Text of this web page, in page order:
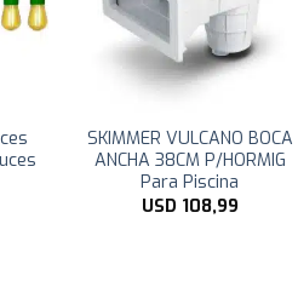
SKIMMER VULCANO BOCA
ANCHA 38CM P/HORMIG
Para Piscina
USD 108,99